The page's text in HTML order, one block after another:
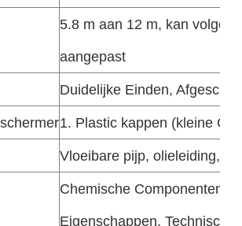
5.8 m aan 12 m, kan
aangepast
Duidelijke Einden,
1. Plastic kappen (kleine
Vloeibare pijp, olieleiding,
Chemische
Eigenschappen,